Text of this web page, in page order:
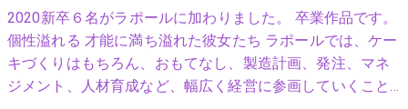
2020新卒６名がラポールに加わりました。 卒業作品です。
個性溢れる 才能に満ち溢れた彼女たち ラポールでは、ケー
キづくりはもちろん、おもてなし、製造計画、発注、マネ
ジメント、人材育成など、幅広く経営に参画していくこと…